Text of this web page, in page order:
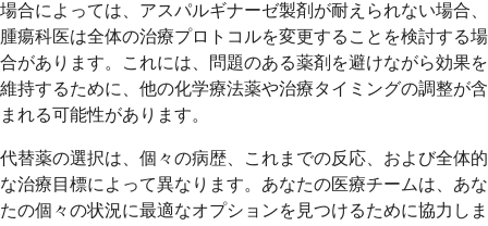
場合によっては、アスパルギナーゼ製剤が耐えられない場合、
腫瘍科医は全体の治療プロトコルを変更することを検討する場
合があります。これには、問題のある薬剤を避けながら効果を
維持するために、他の化学療法薬や治療タイミングの調整が含
まれる可能性があります。
代替薬の選択は、個々の病歴、これまでの反応、および全体的
な治療目標によって異なります。あなたの医療チームは、あな
たの個々の状況に最適なオプションを見つけるために協力しま